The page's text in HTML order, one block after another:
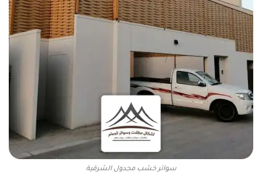
سواتر خشب مجدول الشرقية